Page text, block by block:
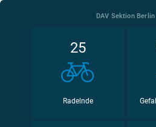
DAV Sektion Berlin
25
Radelnde